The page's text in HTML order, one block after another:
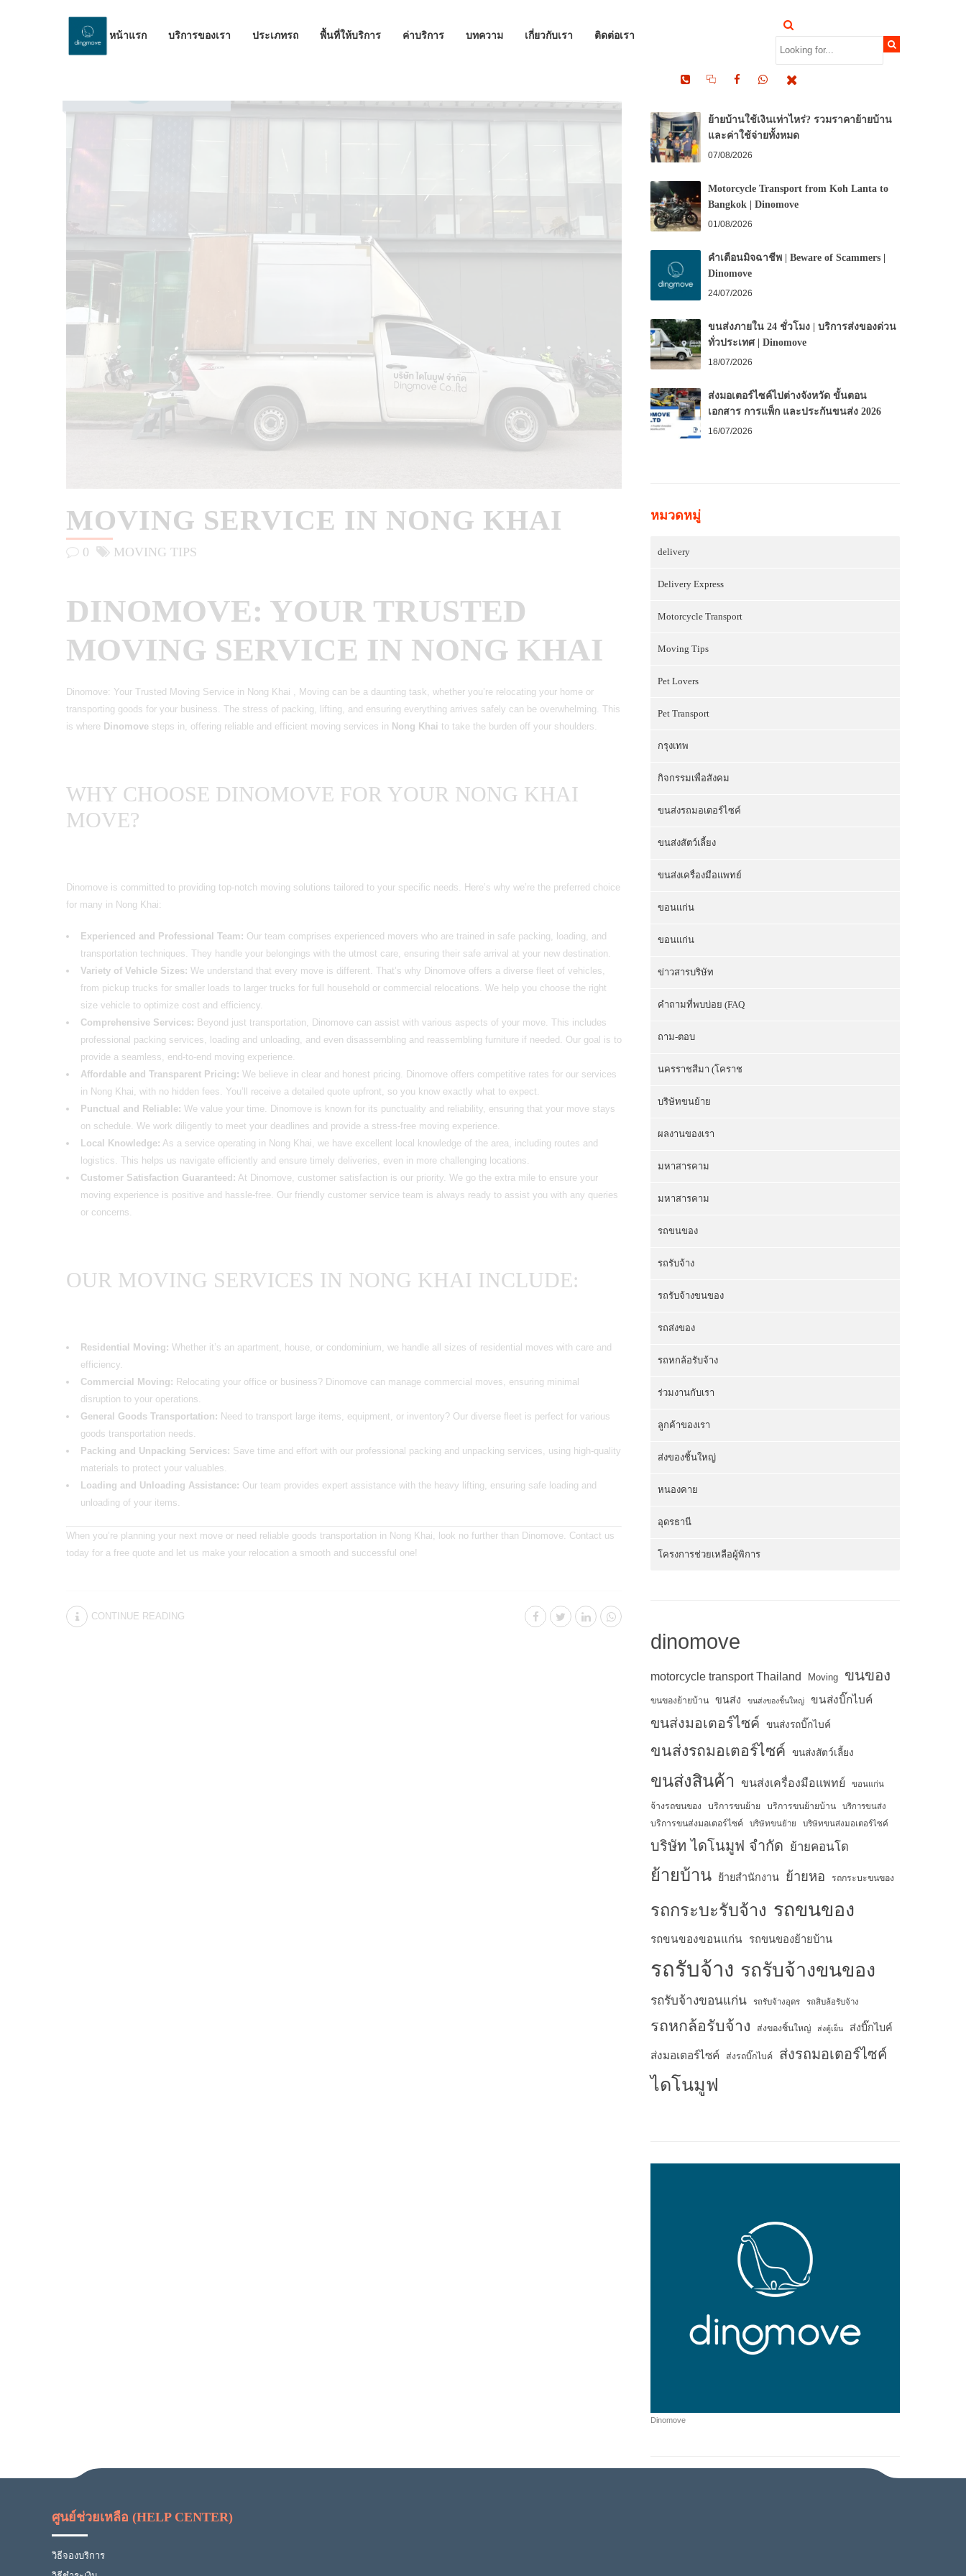
หน้าแรก บริการของเรา ประเภทรถ พื้นที่ให้บริการ ค่าบริการ บทความ เกี่ยวกับเรา ติดต่อเรา
MOVING SERVICE IN NONG KHAI
0 MOVING TIPS
DINOMOVE: YOUR TRUSTED
MOVING SERVICE IN NONG KHAI
Dinomove: Your Trusted Moving Service in Nong Khai , Moving can be a daunting task, whether you’re relocating your home or
transporting goods for your business. The stress of packing, lifting, and ensuring everything arrives safely can be overwhelming. This
is where Dinomove steps in, offering reliable and efficient moving services in Nong Khai to take the burden off your shoulders.
WHY CHOOSE DINOMOVE FOR YOUR NONG KHAI
MOVE?
Dinomove is committed to providing top-notch moving solutions tailored to your specific needs. Here’s why we’re the preferred choice
for many in Nong Khai:
Experienced and Professional Team: Our team comprises experienced movers who are trained in safe packing, loading, and
transportation techniques. They handle your belongings with the utmost care, ensuring their safe arrival at your new destination.
Variety of Vehicle Sizes: We understand that every move is different. That’s why Dinomove offers a diverse fleet of vehicles,
from pickup trucks for smaller loads to larger trucks for full household or commercial relocations. We help you choose the right
size vehicle to optimize cost and efficiency.
Comprehensive Services: Beyond just transportation, Dinomove can assist with various aspects of your move. This includes
professional packing services, loading and unloading, and even disassembling and reassembling furniture if needed. Our goal is to
provide a seamless, end-to-end moving experience.
Affordable and Transparent Pricing: We believe in clear and honest pricing. Dinomove offers competitive rates for our services
in Nong Khai, with no hidden fees. You’ll receive a detailed quote upfront, so you know exactly what to expect.
Punctual and Reliable: We value your time. Dinomove is known for its punctuality and reliability, ensuring that your move stays
on schedule. We work diligently to meet your deadlines and provide a stress-free moving experience.
Local Knowledge: As a service operating in Nong Khai, we have excellent local knowledge of the area, including routes and
logistics. This helps us navigate efficiently and ensure timely deliveries, even in more challenging locations.
Customer Satisfaction Guaranteed: At Dinomove, customer satisfaction is our priority. We go the extra mile to ensure your
moving experience is positive and hassle-free. Our friendly customer service team is always ready to assist you with any queries
or concerns.
OUR MOVING SERVICES IN NONG KHAI INCLUDE:
Residential Moving: Whether it’s an apartment, house, or condominium, we handle all sizes of residential moves with care and
efficiency.
Commercial Moving: Relocating your office or business? Dinomove can manage commercial moves, ensuring minimal
disruption to your operations.
General Goods Transportation: Need to transport large items, equipment, or inventory? Our diverse fleet is perfect for various
goods transportation needs.
Packing and Unpacking Services: Save time and effort with our professional packing and unpacking services, using high-quality
materials to protect your valuables.
Loading and Unloading Assistance: Our team provides expert assistance with the heavy lifting, ensuring safe loading and
unloading of your items.
When you’re planning your next move or need reliable goods transportation in Nong Khai , look no further than Dinomove. Contact us
today for a free quote and let us make your relocation a smooth and successful one!
CONTINUE READING
RECENT POSTS
ย้ายบ้านใช้เงินเท่าไหร่? รวมราคาย้ายบ้าน
และค่าใช้จ่ายทั้งหมด
07/08/2026
Motorcycle Transport from Koh Lanta to
Bangkok | Dinomove
01/08/2026
คำเตือนมิจฉาชีพ | Beware of Scammers |
Dinomove
24/07/2026
ขนส่งภายใน 24 ชั่วโมง | บริการส่งของด่วน
ทั่วประเทศ | Dinomove
18/07/2026
ส่งมอเตอร์ไซค์ไปต่างจังหวัด ขั้นตอน
เอกสาร การแพ็ก และประกันขนส่ง 2026
16/07/2026
หมวดหมู่
delivery
Delivery Express
Motorcycle Transport
Moving Tips
Pet Lovers
Pet Transport
กรุงเทพ
กิจกรรมเพื่อสังคม
ขนส่งรถมอเตอร์ไซค์
ขนส่งสัตว์เลี้ยง
ขนส่งเครื่องมือแพทย์
ขอนแก่น
ขอนแก่น
ข่าวสารบริษัท
คำถามที่พบบ่อย (FAQ
ถาม-ตอบ
นครราชสีมา (โคราช
บริษัทขนย้าย
ผลงานของเรา
มหาสารคาม
มหาสารคาม
รถขนของ
รถรับจ้าง
รถรับจ้างขนของ
รถส่งของ
รถหกล้อรับจ้าง
ร่วมงานกับเรา
ลูกค้าของเรา
ส่งของชิ้นใหญ่
หนองคาย
อุดรธานี
โครงการช่วยเหลือผู้พิการ
dinomove
motorcycle transport Thailand Moving ขนของ
ขนของย้ายบ้าน ขนส่ง ขนส่งของชิ้นใหญ่ ขนส่งบิ๊กไบค์
ขนส่งมอเตอร์ไซค์ ขนส่งรถบิ๊กไบค์
ขนส่งรถมอเตอร์ไซค์ ขนส่งสัตว์เลี้ยง
ขนส่งสินค้า ขนส่งเครื่องมือแพทย์ ขอนแก่น
จ้างรถขนของ บริการขนย้าย บริการขนย้ายบ้าน บริการขนส่ง
บริการขนส่งมอเตอร์ไซค์ บริษัทขนย้าย บริษัทขนส่งมอเตอร์ไซค์
บริษัท ไดโนมูฟ จำกัด ย้ายคอนโด
ย้ายบ้าน ย้ายสำนักงาน ย้ายหอ รถกระบะขนของ
รถกระบะรับจ้าง รถขนของ
รถขนของขอนแก่น รถขนของย้ายบ้าน
รถรับจ้าง รถรับจ้างขนของ
รถรับจ้างขอนแก่น รถรับจ้างอุดร รถสิบล้อรับจ้าง
รถหกล้อรับจ้าง ส่งของชิ้นใหญ่ ส่งตู้เย็น ส่งบิ๊กไบค์
ส่งมอเตอร์ไซค์ ส่งรถบิ๊กไบค์ ส่งรถมอเตอร์ไซค์
ไดโนมูฟ
Dinomove
ศูนย์ช่วยเหลือ (HELP CENTER)
วิธีจองบริการ